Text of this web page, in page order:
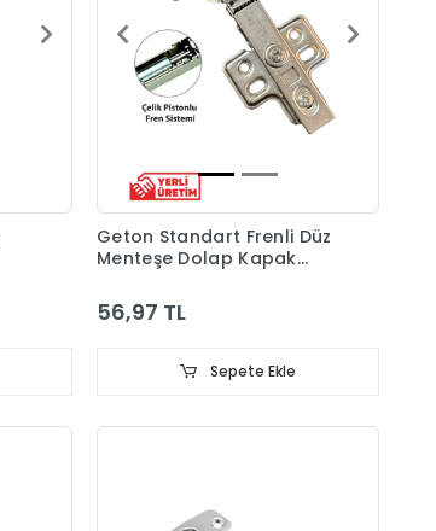
Geton Standart Frenli Düz
Menteşe Dolap Kapak
56,97 TL
Sepete Ekle